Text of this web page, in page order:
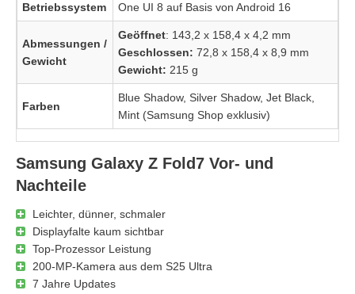
Betriebssystem One UI 8 auf Basis von Android 16
Abmessungen /
Gewicht
Geöffnet: 143,2 x 158,4 x 4,2 mm
Geschlossen: 72,8 x 158,4 x 8,9 mm
Gewicht: 215 g
Farben
Blue Shadow, Silver Shadow, Jet Black,
Mint (Samsung Shop exklusiv)
Samsung Galaxy Z Fold7 Vor- und
Nachteile
Leichter, dünner, schmaler
Displayfalte kaum sichtbar
Top-Prozessor Leistung
200-MP-Kamera aus dem S25 Ultra
7 Jahre Updates